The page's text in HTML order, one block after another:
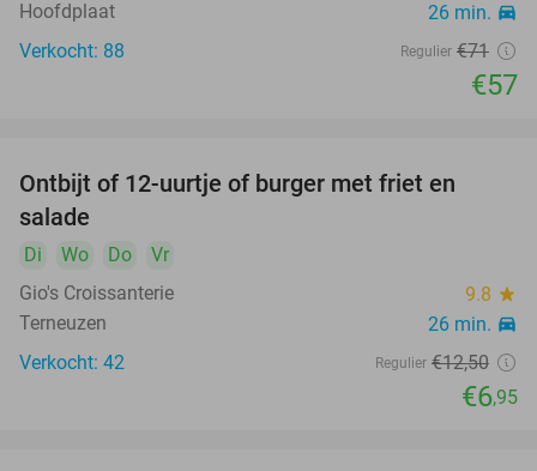
Hoofdplaat 26 min. directions_car
Verkocht: 88 Regulier €71
€57
Ontbijt of 12-uurtje of burger met friet en
salade
Di Wo Do
Vr
Gio's Croissanterie
9.8 star
Terneuzen 26 min. directions_car
Verkocht: 42 Regulier €12,50
€6,95